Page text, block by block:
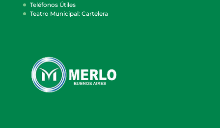
Teléfonos Útiles
Teatro Municipal: Cartelera